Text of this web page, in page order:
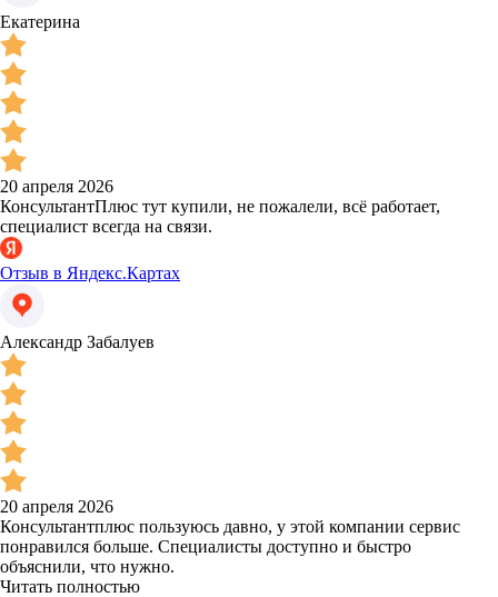
Екатерина
20 апреля 2026
КонсультантПлюс тут купили, не пожалели, всё работает,
специалист всегда на связи.
Отзыв в Яндекс.Картах
Александр Забалуев
20 апреля 2026
Консультантплюс пользуюсь давно, у этой компании сервис
понравился больше. Специалисты доступно и быстро
объяснили, что нужно.
Читать полностью